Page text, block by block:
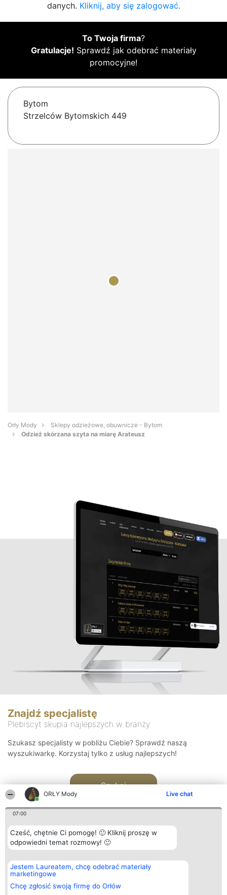
ORŁY Mody Live chat
07:00
Cześć, chętnie Ci pomogę! 🙂 Kliknij proszę w
odpowiedni temat rozmowy! 🙂
Jestem Laureatem, chcę odebrać materiały
marketingowe
Chcę zgłosić swoją firmę do Orłów
danych. Kliknij, aby się zalogować.
To Twoja firma?
Gratulacje! Sprawdź jak odebrać materiały
promocyjne!
Bytom
Strzelców Bytomskich 449
Orły Mody
Sklepy odzieżowe, obuwnicze - Bytom
Odzież skórzana szyta na miarę Arateusz
Znajdź specjalistę
Plebiscyt skupia najlepszych w branży
Szukasz specjalisty w pobliżu Ciebie? Sprawdź naszą
wyszukiwarkę. Korzystaj tylko z usług najlepszych!
Szukaj
Organizator plebiscytu
Bright Side Solutions sp. z o.
o. sp. k.
ul. Ruska 22
Wrocław 50-079
Plebiscyt
Laureaci
wszystkich
Laureatów
Kontakt
Kontakt